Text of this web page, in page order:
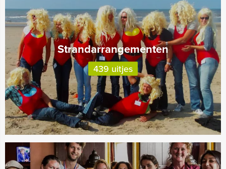
Strandarrangementen
439 uitjes